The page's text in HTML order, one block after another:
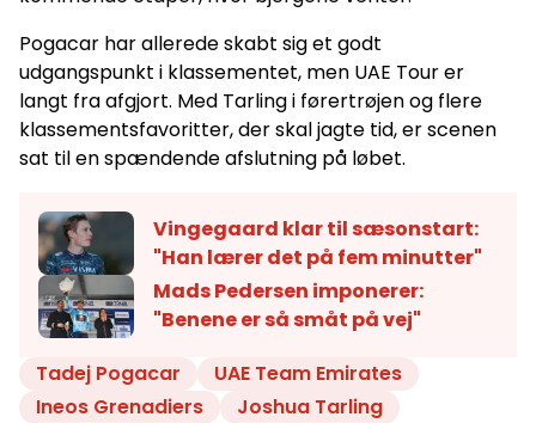
Pogacar har allerede skabt sig et godt
udgangspunkt i klassementet, men UAE Tour er
langt fra afgjort. Med Tarling i førertrøjen og flere
klassementsfavoritter, der skal jagte tid, er scenen
sat til en spændende afslutning på løbet.
Vingegaard klar til sæsonstart:
"Han lærer det på fem minutter"
Mads Pedersen imponerer:
"Benene er så småt på vej"
Tadej Pogacar
UAE Team Emirates
Ineos Grenadiers
Joshua Tarling